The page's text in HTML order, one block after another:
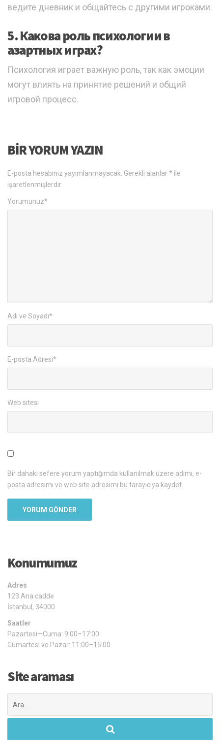
ведите дневник и общайтесь с другими игроками.
5. Какова роль психологии в
азартных играх?
Психология играет важную роль, так как эмоции
могут влиять на принятие решений и общий
игровой процесс.
BIR YORUM YAZIN
E-posta hesabınız yayımlanmayacak. Gerekli alanlar* ile
işaretlenmişlerdir
Yorumunuz*
Adı ve Soyadı*
E-posta Adresi*
Web sitesi
Bir dahaki sefere yorum yaptığımda kullanılmak üzere adımı, e-
posta adresimi ve web site adresimi bu tarayıcıya kaydet.
Konumumuz
Adres
123 Ana cadde
İstanbul, 34000
Saatler
Pazartesi—Cuma: 9:00–17:00
Cumartesi ve Pazar: 11:00–15:00
Site araması
ara: